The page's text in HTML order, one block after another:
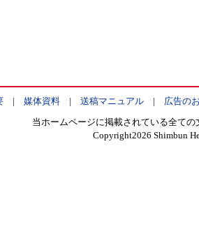
| 媒体資料| 送稿マニュアル| 広告の
当ホームページに掲載されている全て
Copyright2026 Shimbun